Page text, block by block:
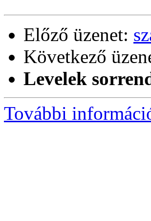
Előző üzenet:
Következő
Levelek
További